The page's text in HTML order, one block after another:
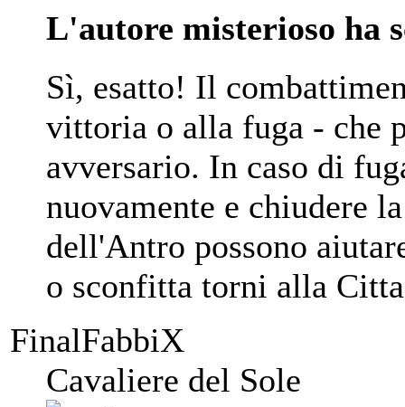
L'autore misterioso ha
Sì, esatto! Il
vittoria o alla fuga - che
avversario. In caso di
nuovamente e chiudere
dell'Antro possono
o sconfitta torni alla
FinalFabbiX
Cavaliere del Sole